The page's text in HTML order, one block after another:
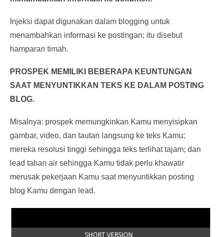
Injeksi dapat digunakan dalam blogging untuk
menambahkan informasi ke postingan; itu disebut
hamparan timah.
PROSPEK MEMILIKI BEBERAPA KEUNTUNGAN
SAAT MENYUNTIKKAN TEKS KE DALAM POSTING
BLOG.
Misalnya: prospek memungkinkan Kamu menyisipkan
gambar, video, dan tautan langsung ke teks Kamu;
mereka resolusi tinggi sehingga teks terlihat tajam; dan
lead tahan air sehingga Kamu tidak perlu khawatir
merusak pekerjaan Kamu saat menyuntikkan posting
blog Kamu dengan lead.